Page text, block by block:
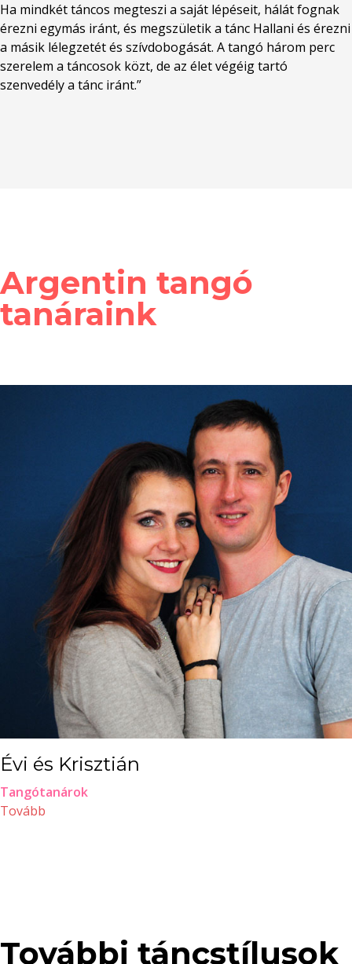
Ha mindkét táncos megteszi a saját lépéseit, hálát fognak
érezni egymás iránt, és megszületik a tánc Hallani és érezni
a másik lélegzetét és szívdobogását. A tangó három perc
szerelem a táncosok közt, de az élet végéig tartó
szenvedély a tánc iránt.”
Argentin tangó
tanáraink
Évi és Krisztián
Tangótanárok
Tovább
További táncstílusok